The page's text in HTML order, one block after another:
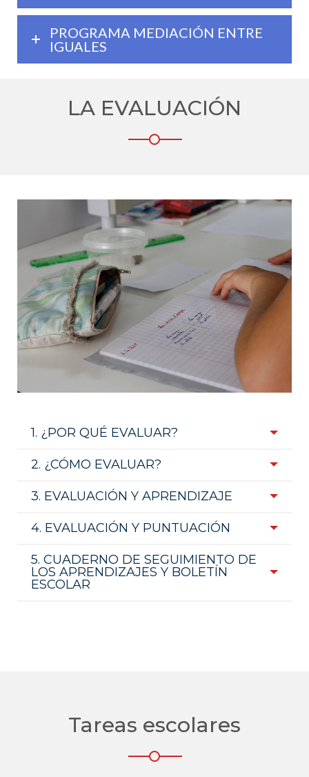
PROGRAMA MEDIACIÓN ENTRE
IGUALES
LA EVALUACIÓN
1. ¿POR QUÉ EVALUAR?
2. ¿CÓMO EVALUAR?
3. EVALUACIÓN Y APRENDIZAJE
4. EVALUACIÓN Y PUNTUACIÓN
5. CUADERNO DE SEGUIMIENTO DE
LOS APRENDIZAJES Y BOLETÍN
ESCOLAR
Tareas escolares